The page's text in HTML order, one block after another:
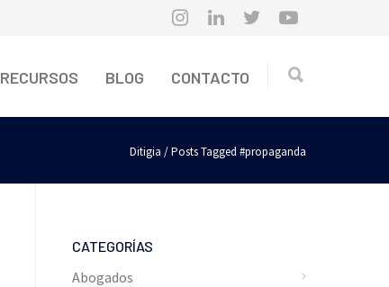
RECURSOS BLOG CONTACTO
Ditigia / Posts Tagged #propaganda
CATEGORÍAS
Abogados